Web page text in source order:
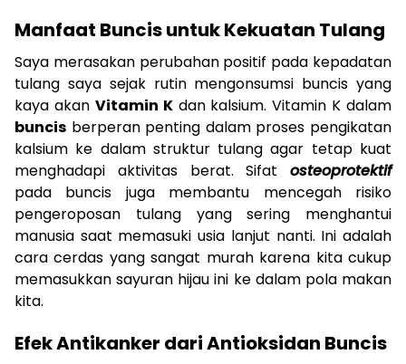
Manfaat Buncis untuk Kekuatan Tulang
Saya merasakan perubahan positif pada kepadatan
tulang saya sejak rutin mengonsumsi buncis yang
kaya akan Vitamin Kdan kalsium. Vitamin K dalam
buncis berperan penting dalam proses pengikatan
kalsium ke dalam struktur tulang agar tetap kuat
menghadapi aktivitas berat. Sifat osteoprotektif
pada buncis juga membantu mencegah risiko
pengeroposan tulang yang sering menghantui
manusia saat memasuki usia lanjut nanti. Ini adalah
cara cerdas yang sangat murah karena kita cukup
memasukkan sayuran hijau ini ke dalam pola makan
kita.
Efek Antikanker dari Antioksidan Buncis